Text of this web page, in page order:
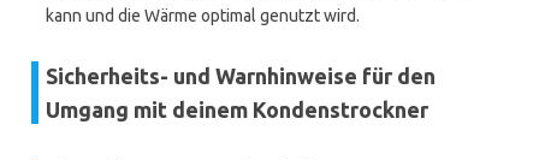
kann und die Wärme optimal genutzt wird.
Sicherheits- und Warnhinweise für den
Umgang mit deinem Kondenstrockner